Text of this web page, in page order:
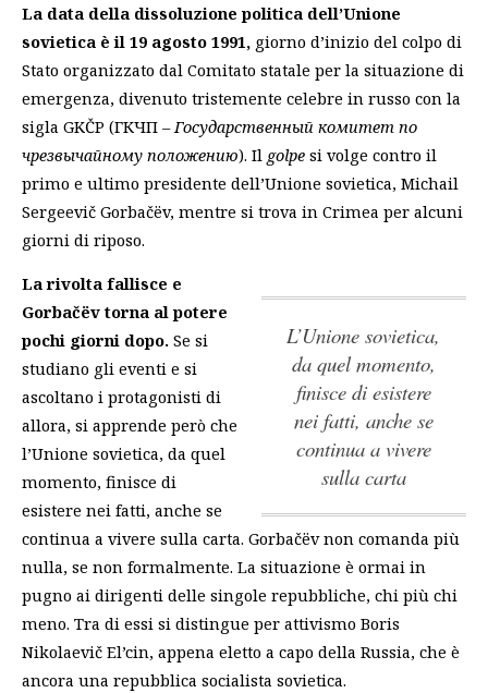
La data della dissoluzione politica dell’Unione
sovietica è il 19 agosto 1991, giorno d’inizio del colpo di
Stato organizzato dal Comitato statale per la situazione di
emergenza, divenuto tristemente celebre in russo con la
sigla GKČP (ГКЧП – Государственный комитет по
чрезвычайному положению). Il golpe si volge contro il
primo e ultimo presidente dell’Unione sovietica, Michail
Sergeevič Gorbačëv, mentre si trova in Crimea per alcuni
giorni di riposo.
l’Unione sovietica,
da quel momento,
finisce di esistere
nei fatti, anche se
continua a vivere
sulla carta
La rivolta fallisce e
Gorbačëv torna al potere
pochi giorni dopo. Se si
studiano gli eventi e si
ascoltano i protagonisti di
allora, si apprende però che
l’Unione sovietica, da quel
momento, finisce di
esistere nei fatti, anche se
continua a vivere sulla carta. Gorbačëv non comanda più
nulla, se non formalmente. La situazione è ormai in
pugno ai dirigenti delle singole repubbliche, chi più chi
meno. Tra di essi si distingue per attivismo Boris
Nikolaevič El’cin, appena eletto a capo della Russia, che è
ancora una repubblica socialista sovietica.